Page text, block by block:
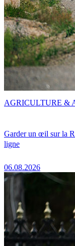
Garder un œil sur la
ligne
06.08.2026
AGRICULTURE &